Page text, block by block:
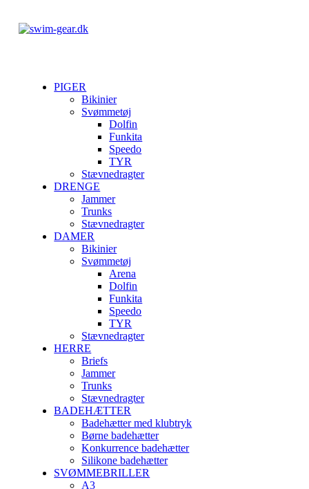
PIGER
Bikinier
Svømmetøj
Dolfin
Funkita
Speedo
TYR
Stævnedragter
DRENGE
Jammer
Trunks
Stævnedragter
DAMER
Bikinier
Svømmetøj
Arena
Dolfin
Funkita
Speedo
TYR
Stævnedragter
HERRE
Briefs
Jammer
Trunks
Stævnedragter
BADEHÆTTER
Badehætter med klubtryk
Børne badehætter
Konkurrence badehætter
Silikone badehætter
SVØMMEBRILLER
A3